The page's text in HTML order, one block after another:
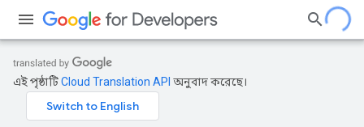
এই পৃষ্ঠাটিCloud Translation API অনুবাদ করেছে।